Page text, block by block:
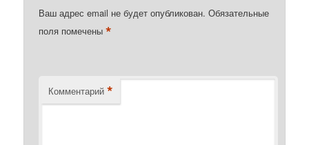
Ваш адрес email не будет опубликован. Обязательные
поля помечены*
Комментарий *